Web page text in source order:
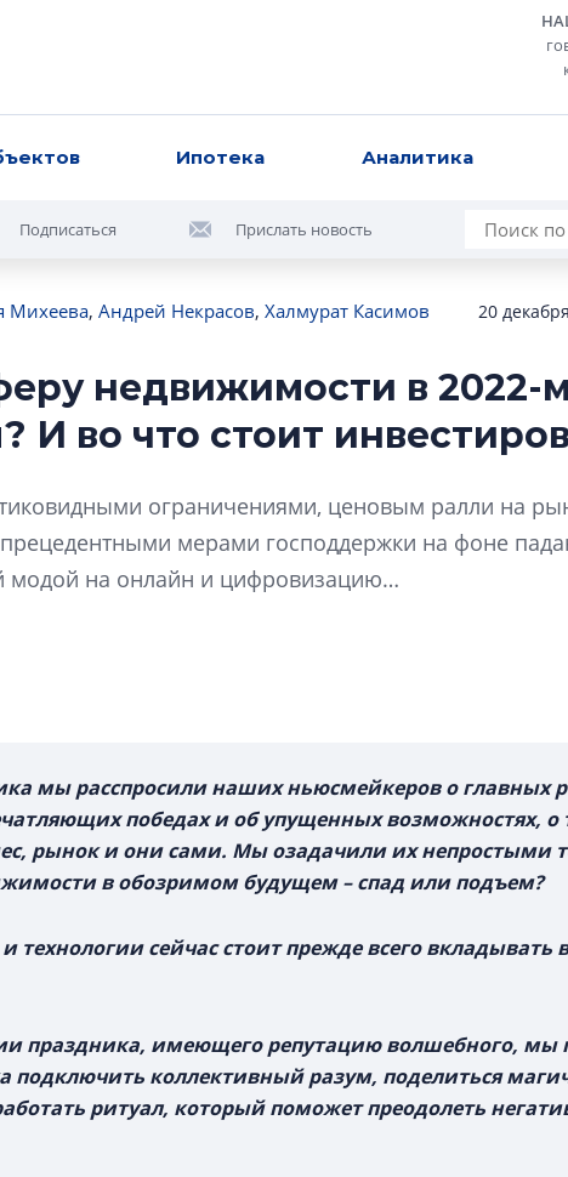
Ипотека Аналитика
Подписаться Прислать новость
Михеева, Андрей Некрасов, Халмурат Касимов 20
недвижимости в 2022-
И во что стоит
ограничениями, ценовым ралли на
мерами господдержки на фоне
модой на онлайн и цифровизацию…
мы расспросили наших ньюсмейкеров о главных
победах и об упущенных возможностях, о
рынок и они сами. Мы озадачили их непростыми
в обозримом будущем – спад или подъем?
технологии сейчас стоит прежде всего вкладывать
праздника, имеющего репутацию волшебного, мы
подключить коллективный разум, поделиться
ритуал, который поможет преодолеть